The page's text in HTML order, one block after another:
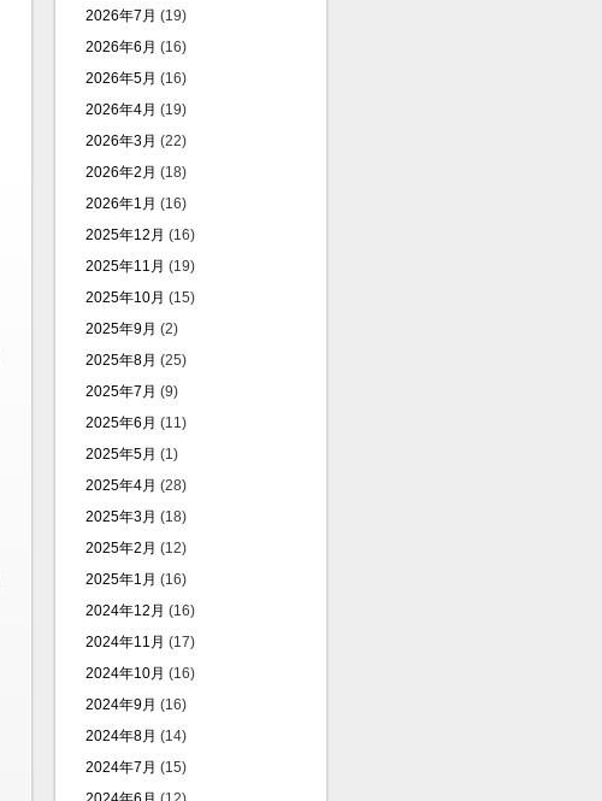
2026年7月 (19)
2026年6月 (16)
2026年5月 (16)
2026年4月 (19)
2026年3月 (22)
2026年2月 (18)
2026年1月 (16)
2025年12月 (16)
2025年11月 (19)
2025年10月 (15)
2025年9月 (2)
2025年8月 (25)
2025年7月 (9)
2025年6月 (11)
2025年5月 (1)
2025年4月 (28)
2025年3月 (18)
2025年2月 (12)
2025年1月 (16)
2024年12月 (16)
2024年11月 (17)
2024年10月 (16)
2024年9月 (16)
2024年8月 (14)
2024年7月 (15)